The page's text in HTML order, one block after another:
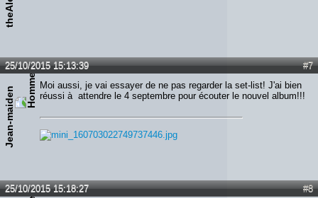
#7
25/10/2015 15:13:39
Jean-maiden
Moi aussi, je vai essayer de ne pas regarder la set-list! J'ai bien
réussi à attendre le 4 septembre pour écouter le nouvel album!!!
#8
25/10/2015 15:18:27